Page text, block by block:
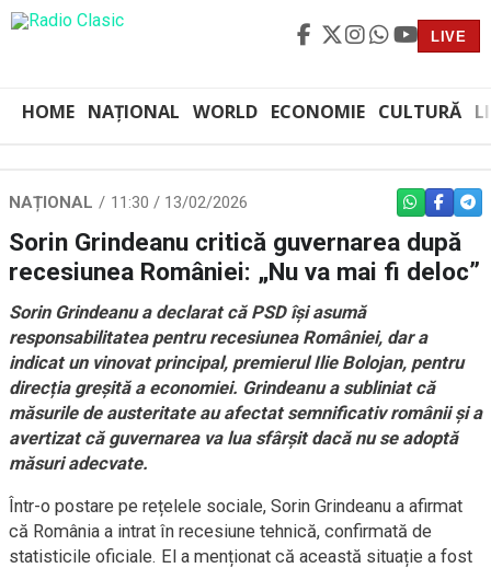
LIVE
HOME NAȚIONAL WORLD ECONOMIE CULTURĂ
NAȚIONAL 11:30 / 13/02/2026 WHATSAPP
Sorin Grindeanu critică guvernarea după
recesiunea României: „Nu va mai fi deloc”
Sorin Grindeanu a declarat că PSD își asumă
responsabilitatea pentru recesiunea României, dar a
indicat un vinovat principal, premierul Ilie Bolojan, pentru
direcția greșită a economiei. Grindeanu a subliniat că
măsurile de austeritate au afectat semnificativ românii și a
avertizat că guvernarea va lua sfârșit dacă nu se adoptă
măsuri adecvate.
Într-o postare pe rețelele sociale, Sorin Grindeanu a afirmat
că România a intrat în recesiune tehnică, confirmată de
statisticile oficiale. El a menționat că această situație a fost